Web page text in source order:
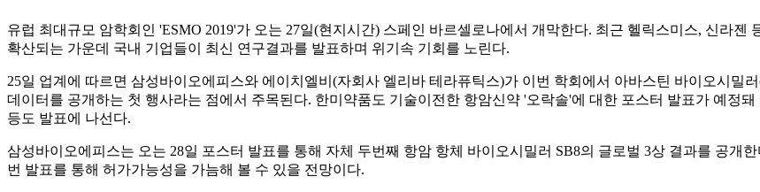
유럽 최대규모 암학회인 'ESMO 2019'가 오는 27일(현지시간) 스페인 바르셀로나에서 개막한다. 최근 헬릭스미스, 신라젠
확산되는 가운데 국내 기업들이 최신 연구결과를 발표하며 위기속 기회를 노린다.
25일 업계에 따르면 삼성바이오에피스와 에이치엘비(자회사 엘리바 테라퓨틱스)가 이번 학회에서 아바스틴 바이오시밀
데이터를 공개하는 첫 행사라는 점에서 주목된다. 한미약품도 기술이전한 항암신약 '오락솔'에 대한 포스터 발표가 예정
등도 발표에 나선다.
삼성바이오에피스는 오는 28일 포스터 발표를 통해 자체 두번째 항암 항체 바이오시밀러 SB8의 글로벌 3상 결과를 공개
번 발표를 통해 허가가능성을 가늠해 볼 수 있을 전망이다.